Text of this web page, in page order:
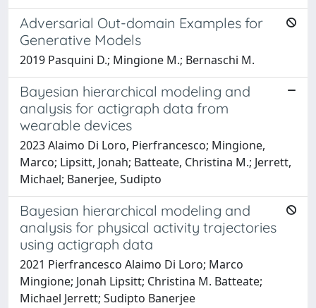
Adversarial Out-domain Examples for
Generative Models
2019 Pasquini D.; Mingione M.; Bernaschi M.
Bayesian hierarchical modeling and
analysis for actigraph data from
wearable devices
2023 Alaimo Di Loro, Pierfrancesco; Mingione,
Marco; Lipsitt, Jonah; Batteate, Christina M.; Jerrett,
Michael; Banerjee, Sudipto
Bayesian hierarchical modeling and
analysis for physical activity trajectories
using actigraph data
2021 Pierfrancesco Alaimo Di Loro; Marco
Mingione; Jonah Lipsitt; Christina M. Batteate;
Michael Jerrett; Sudipto Banerjee